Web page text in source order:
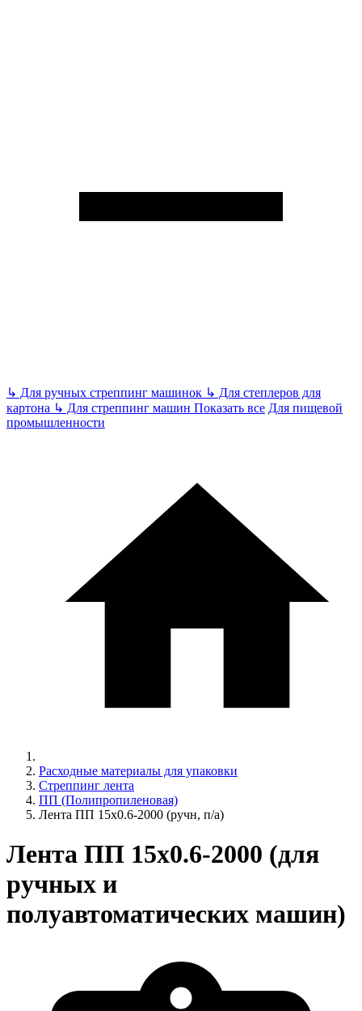
↳ Для ручных стреппинг машинок ↳ Для степлеров для
картона ↳ Для стреппинг машин Показать все Для пищевой
промышленности
Расходные материалы для упаковки
Стреппинг лента
ПП (Полипропиленовая)
Лента ПП 15x0.6-2000 (ручн, п/а)
Лента ПП 15x0.6-2000 (для
ручных и
полуавтоматических машин)